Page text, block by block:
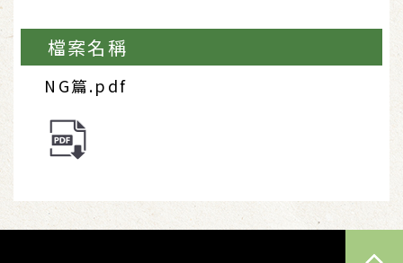
檔案名稱
NG篇.pdf